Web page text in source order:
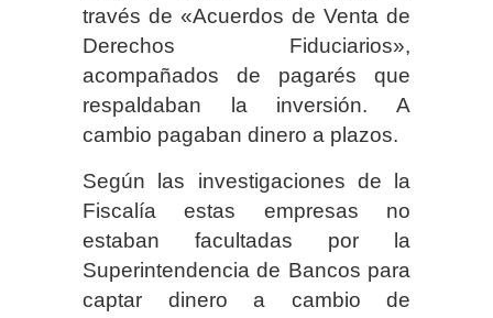
través de «Acuerdos de Venta de
Derechos Fiduciarios»,
acompañados de pagarés que
respaldaban la inversión. A
cambio pagaban dinero a plazos.
Según las investigaciones de la
Fiscalía estas empresas no
estaban facultadas por la
Superintendencia de Bancos para
captar dinero a cambio de